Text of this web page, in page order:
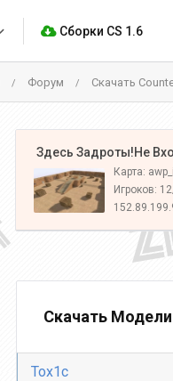
Сборки CS 1.6
/ Форум / Скачать
Карта:
Игроков:
Скачать Модели
Tox1c